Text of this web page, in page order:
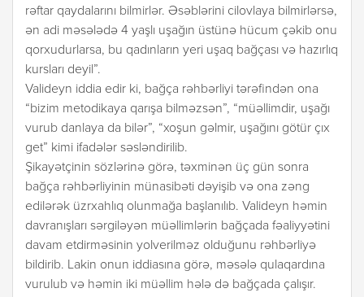
rəftar qaydalarını bilmirlər. Əsəblərini cilovlaya bilmirlərsə,
ən adi məsələdə 4 yaşlı uşağın üstünə hücum çəkib onu
qorxudurlarsa, bu qadınların yeri uşaq bağçası və hazırlıq
kursları deyil”.
Valideyn iddia edir ki, bağça rəhbərliyi tərəfindən ona
“bizim metodikaya qarışa bilməzsən”, “müəllimdir, uşağı
vurub danlaya da bilər”, “xoşun gəlmir, uşağını götür çıx
get” kimi ifadələr səsləndirilib.
Şikayətçinin sözlərinə görə, təxminən üç gün sonra
bağça rəhbərliyinin münasibəti dəyişib və ona zəng
edilərək üzrxahlıq olunmağa başlanılıb. Valideyn həmin
davranışları sərgiləyən müəllimlərin bağçada fəaliyyətini
davam etdirməsinin yolverilməz olduğunu rəhbərliyə
bildirib. Lakin onun iddiasına görə, məsələ qulaqardına
vurulub və həmin iki müəllim hələ də bağçada çalışır.